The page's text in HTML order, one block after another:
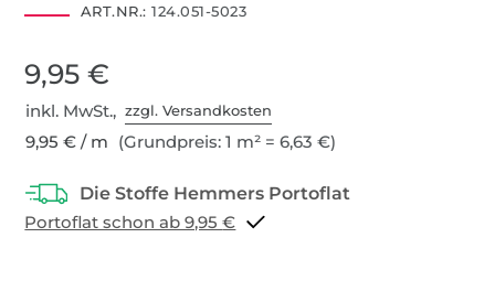
ART.NR.: 124.051-5023
9,95 €
inkl. MwSt.,zzgl. Versandkosten
9,95 € / m (Grundpreis: 1 m² = 6,63 €)
Portoflat schon ab 9,95 €